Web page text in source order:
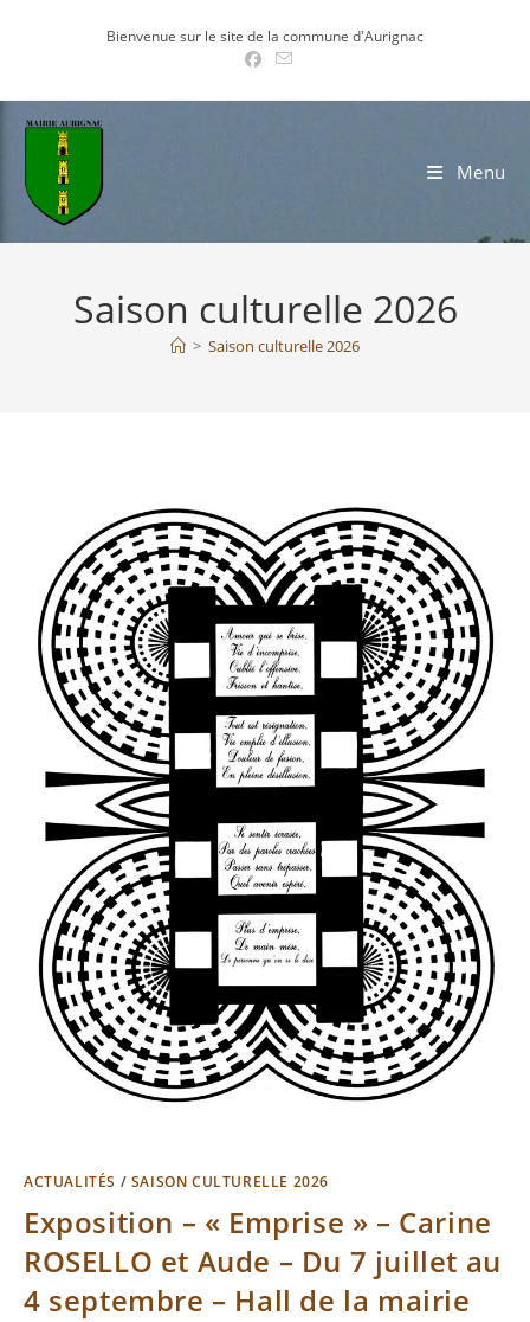
Bienvenue sur le site de la commune d'Aurignac
Menu
Saison culturelle 2026
> Saison culturelle 2026
ACTUALITÉS / SAISON CULTURELLE 2026
Exposition – « Emprise » – Carine
ROSELLO et Aude – Du 7 juillet au
4 septembre – Hall de la mairie